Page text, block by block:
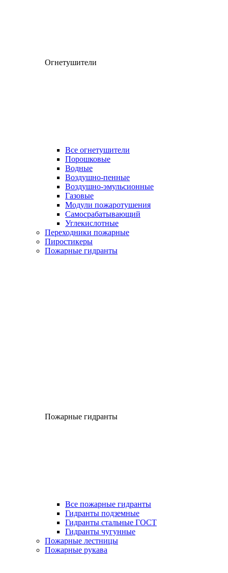
Огнетушители
Все огнетушители
Порошковые
Водные
Воздушно-пенные
Воздушно-эмульсионные
Газовые
Модули пожаротушения
Самосрабатывающий
Углекислотные
Переходники пожарные
Пиростикеры
Пожарные гидранты
Пожарные гидранты
Все пожарные гидранты
Гидранты подземные
Гидранты стальные ГОСТ
Гидранты чугунные
Пожарные лестницы
Пожарные рукава